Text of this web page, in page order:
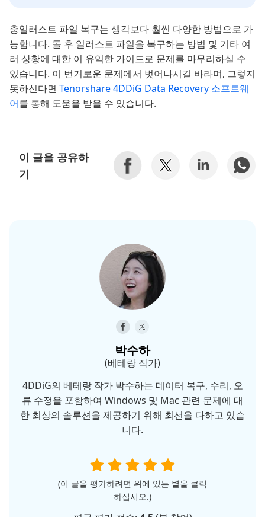
충일러스트 파일 복구는 생각보다 훨씬 다양한 방법으로 가
능합니다. 돌 후 일러스트 파일을 복구하는 방법 및 기타 여
러 상황에 대한 이 유익한 가이드로 문제를 마무리하실 수
있습니다. 이 번거로운 문제에서 벗어나시길 바라며, 그렇지
못하신다면 Tenorshare 4DDiG Data Recovery 소프트웨
어를 통해 도움을 받을 수 있습니다.
이 글을 공유하
기
박수하
(베테랑 작가)
4DDiG의 베테랑 작가 박수하는 데이터 복구, 수리, 오
류 수정을 포함하여 Windows 및 Mac 관련 문제에 대
한 최상의 솔루션을 제공하기 위해 최선을 다하고 있습
니다.
(이 글을 평가하려면 위에 있는 별을 클릭
하십시오.)